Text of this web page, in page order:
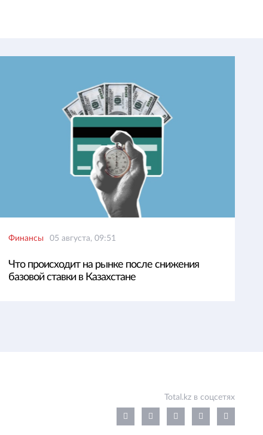
Финансы 05 августа, 09:51
Что происходит на рынке после снижения
базовой ставки в Казахстане
Total.kz в соцсетях